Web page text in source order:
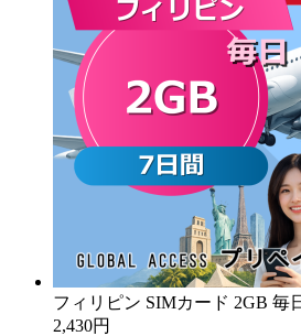
フィリピン SIMカード 2GB 毎
2,430円